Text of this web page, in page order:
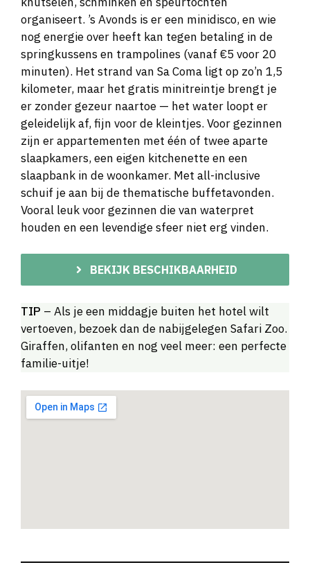
organiseert. ’s Avonds is er een minidisco, en wie
nog energie over heeft kan tegen betaling in de
springkussens en trampolines (vanaf €5 voor 20
minuten). Het strand van Sa Coma ligt op zo’n 1,5
kilometer, maar het gratis minitreintje brengt je
er zonder gezeur naartoe — het water loopt er
geleidelijk af, fijn voor de kleintjes. Voor gezinnen
zijn er appartementen met één of twee aparte
slaapkamers, een eigen kitchenette en een
slaapbank in de woonkamer. Met all-inclusive
schuif je aan bij de thematische buffetavonden.
Vooral leuk voor gezinnen die van waterpret
houden en een levendige sfeer niet erg vinden.
BEKIJK BESCHIKBAARHEID
TIP – Als je een middagje buiten het hotel wilt
vertoeven, bezoek dan de nabijgelegen Safari Zoo.
Giraffen, olifanten en nog veel meer: een perfecte
familie-uitje!